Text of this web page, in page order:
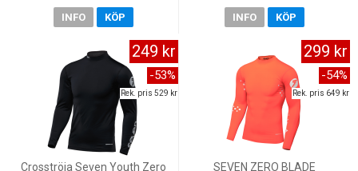
INFO KÖP INFO KÖP
Crosströja Seven Youth Zero
249 kr
-53%
Rek. pris 529 kr
SEVEN ZERO BLADE
299 kr
-54%
Rek. pris 649 kr